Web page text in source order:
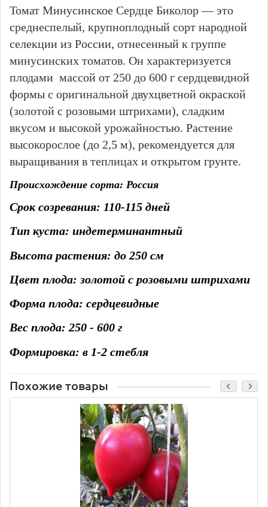
Томат Минусинское Сердце Биколор — это
среднеспелый, крупноплодный сорт народной
селекции из России, отнесенный к группе
минусинских томатов. Он характеризуется
плодами массой от 250 до 600 г сердцевидной
формы с оригинальной двухцветной окраской
(золотой с розовыми штрихами), сладким
вкусом и высокой урожайностью. Растение
высокорослое (до 2,5 м), рекомендуется для
выращивания в теплицах и открытом грунте.
Происхождение сорта: Россия
Срок созревания: 110-115 дней
Тип куста: индетерминантный
Высота растения: до 250 см
Цвет плода: золотой с розовыми штрихами
Форма плода: сердцевидные
Вес плода: 250 - 600 г
Формировка: в 1-2 стебля
Похожие товары